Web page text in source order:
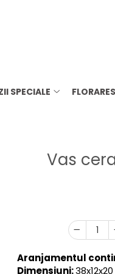
SPECIALE
Vas
Aranjamentul
Dimensiuni: